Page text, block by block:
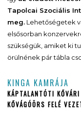
Tapolcai Szociális
meg. Lehetőségetek
elsősorban
szükségük, amiket ki
örülnének pár tábla
KINGA KAMRÁJA
KÁPTALANTÓTI KŐVÁRI
KŐVÁGÓÖRS FELÉ